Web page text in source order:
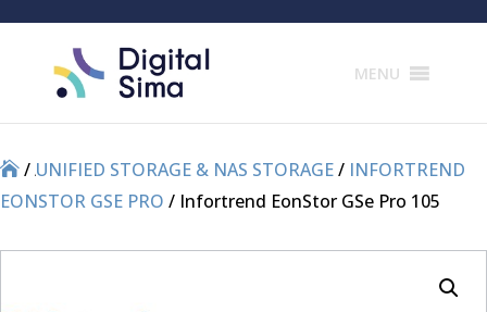
MENU
//
UNIFIED STORAGE & NAS STORAGE/ INFORTREND
EONSTOR GSE PRO / Infortrend EonStor GSe Pro 105